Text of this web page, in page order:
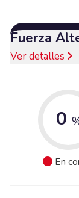
Fuerza
Ver detalles
0
En